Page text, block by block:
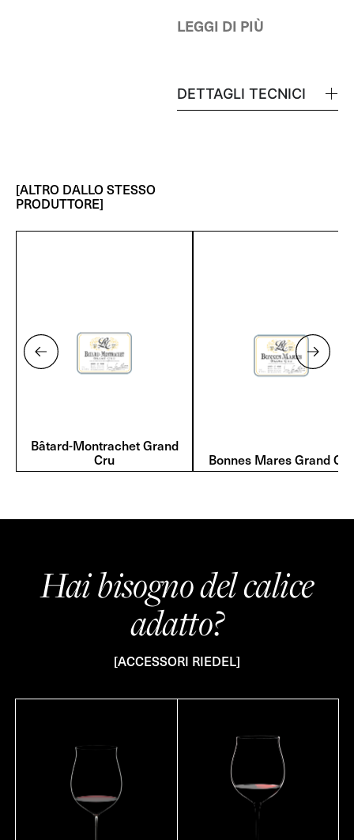
LEGGI DI PIÙ
DETTAGLI TECNICI
[ALTRO DALLO STESSO
PRODUTTORE]
Bâtard-Montrachet Grand
Cru Bonnes Mares Grand Cru
Hai bisogno del calice
adatto?
[ACCESSORI RIEDEL]